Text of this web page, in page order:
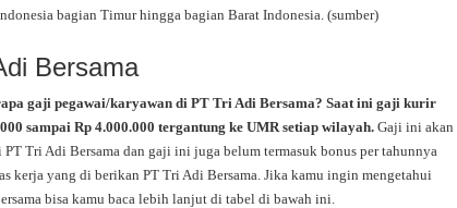
bagian Timur hingga bagian Barat Indonesia. (sumber)
Bersama
gaji pegawai/karyawan di PT Tri Adi Bersama? Saat ini gaji kurir
sampai Rp 4.000.000 tergantung ke UMR setiap wilayah. Gaji ini akan
Tri Adi Bersama dan gaji ini juga belum termasuk bonus per tahunnya
kerja yang di berikan PT Tri Adi Bersama. Jika kamu ingin mengetahui
bisa kamu baca lebih lanjut di tabel di bawah ini.